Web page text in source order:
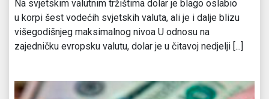
Na svjetskim valutnim tržištima dolar je blago oslabio
u korpi šest vodećih svjetskih valuta, ali je i dalje blizu
višegodišnjeg maksimalnog nivoa U odnosu na
zajedničku evropsku valutu, dolar je u čitavoj nedjelji [...]